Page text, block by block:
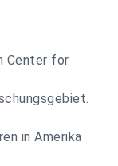
Center for
in Amerika